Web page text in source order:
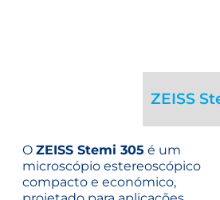
ZEISS
OZEISS Stemi 305 é um
microscópio estereoscópico
compacto e económico,